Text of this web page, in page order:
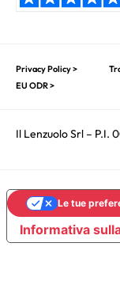
Privacy Policy >
EU ODR >
Il Lenzuolo Srl – P.I.
Informativa
Le tue